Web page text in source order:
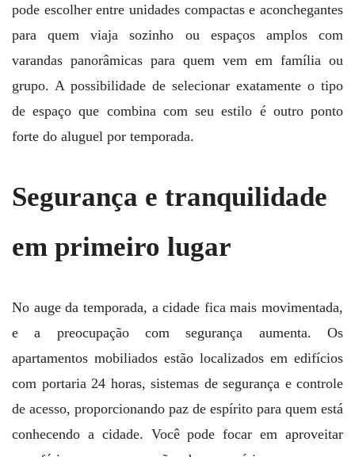
pode escolher entre unidades compactas e aconchegantes
para quem viaja sozinho ou espaços amplos com
varandas panorâmicas para quem vem em família ou
grupo. A possibilidade de selecionar exatamente o tipo
de espaço que combina com seu estilo é outro ponto
forte do aluguel por temporada.
Segurança e tranquilidade
em primeiro lugar
No auge da temporada, a cidade fica mais movimentada,
e a preocupação com segurança aumenta. Os
apartamentos mobiliados estão localizados em edifícios
com portaria 24 horas, sistemas de segurança e controle
de acesso, proporcionando paz de espírito para quem está
conhecendo a cidade. Você pode focar em aproveitar